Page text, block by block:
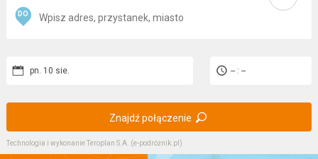
Technologia i wykonanieTeroplan S.A. (e-podróżnik.pl)
DO
pn. 10 sie. -- : --
Znajdź połączenie